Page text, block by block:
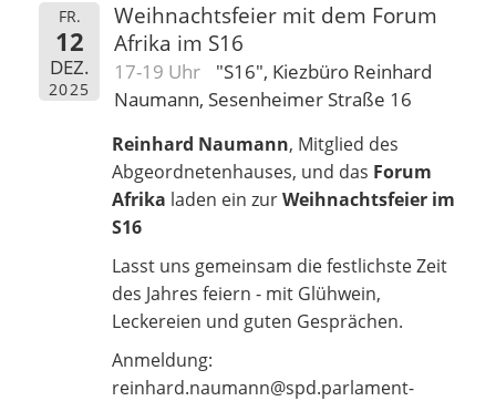
FR.
12
DEZ.
2025
Weihnachtsfeier mit dem Forum
Afrika im S16
17-19 Uhr
"S16", Kiezbüro Reinhard
Naumann, Sesenheimer Straße 16
Reinhard Naumann, Mitglied des
Abgeordnetenhauses, und das Forum
Afrika laden ein zurWeihnachtsfeier im
S16
Lasst uns gemeinsam die festlichste Zeit
des Jahres feiern - mit Glühwein,
Leckereien und guten Gesprächen.
Anmeldung:
reinhard.naumann@spd.parlament-